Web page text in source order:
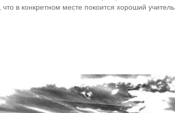
в конкретном месте покоится хороший учитель.